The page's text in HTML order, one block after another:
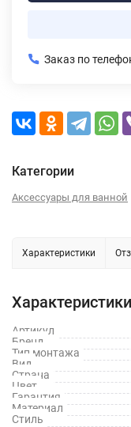
Заказ по
Категории
Аксессуары для ванной
Характеристики
Характеристики
Артикул
Бренд
Тип монтажа
Вид
Страна
Цвет
Гарантия
Материал
Стиль